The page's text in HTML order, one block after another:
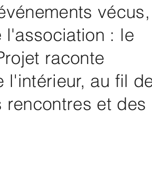
vécus,
l'association : le
raconte
l'intérieur, au fil
rencontres et des